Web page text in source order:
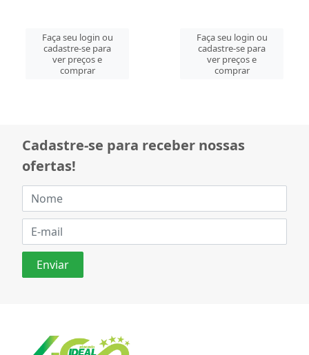
Faça seu login ou
cadastre-se para
ver preços e
comprar
Faça seu login ou
cadastre-se para
ver preços e
comprar
Cadastre-se para receber nossas
ofertas!